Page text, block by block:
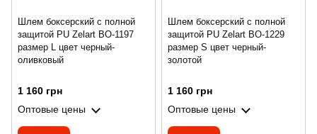
Шлем боксерский с полной
защитой PU Zelart BO-1197
размер L цвет черный-
оливковый
1 160 грн
Оптовые цены
Шлем боксерский с полной
защитой PU Zelart BO-1229
размер S цвет черный-
золотой
1 160 грн
Оптовые цены